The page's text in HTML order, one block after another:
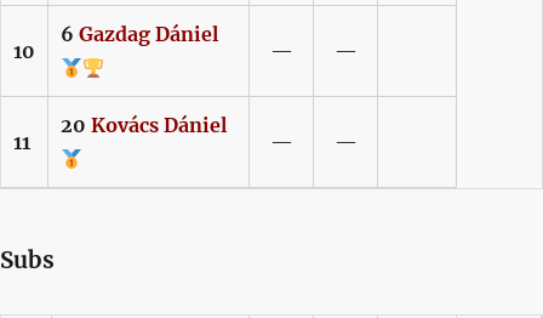
10
6 Gazdag Dániel
— —
11
20 Kovács Dániel
— —
Subs